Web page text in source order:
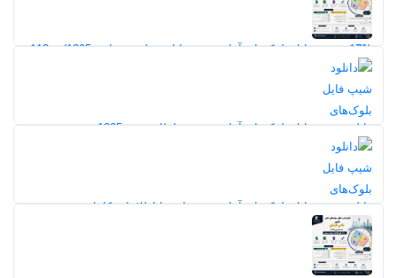
11
17%
دانلود شیپ فایل بلوک‌های آماری شهر بابامنیر (سرشماری 1395) + 113
فیلد اطلاعات خانوار و مسکن
11
17%
دانلود شیپ فایل بلوک‌های آماری شهر سلطان شهر 1395
7
دانلود شیپ فایل بلوک‌های آماری شهر افزر | اطلاعات کامل جمعیت،
خانوار و مسکن سرشماری 1395
9